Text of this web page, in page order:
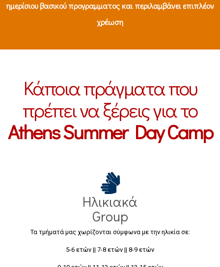
ημερίσιου βασικού προγραμματος και περιλαμβάνει επιπλέον
χρέωση
Κάποια πράγματα που
πρέπει να ξέρεις για το
Athens Summer Day Camp
Ηλικιακά
Group
Τα τμήματά μας χωρίζονται σύμφωνα με την ηλικία σε:
5-6 ετών || 7-8 ετών || 8-9 ετών